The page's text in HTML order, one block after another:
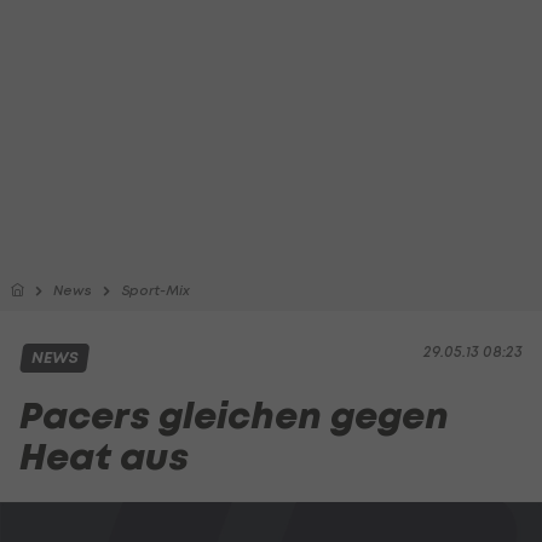
News Sport-Mix
29.05.13 08:23
NEWS
Pacers gleichen gegen
Heat aus